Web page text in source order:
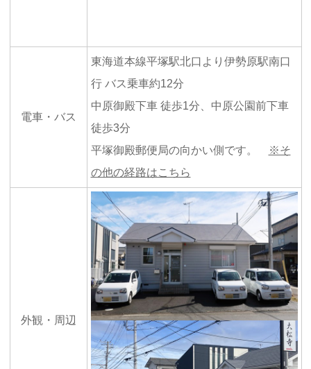
電車・バス
東海道本線平塚駅北口より伊勢原駅南口
行 バス乗車約12分
中原御殿下車 徒歩1分、中原公園前下車
徒歩3分
平塚御殿郵便局の向かい側です。
※そ
の他の経路はこちら
外観・周辺